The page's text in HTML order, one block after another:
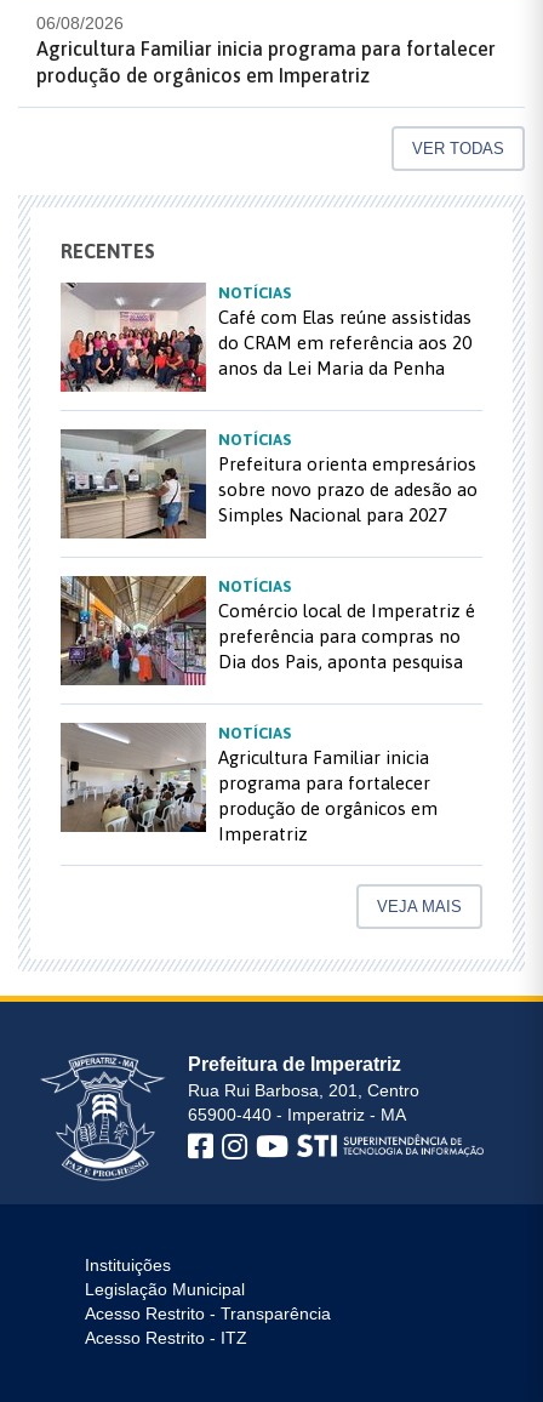
06/08/2026
Agricultura Familiar inicia programa para fortalecer
produção de orgânicos em Imperatriz
VER TODAS
RECENTES
NOTÍCIAS
Café com Elas reúne assistidas
do CRAM em referência aos 20
anos da Lei Maria da Penha
NOTÍCIAS
Prefeitura orienta empresários
sobre novo prazo de adesão ao
Simples Nacional para 2027
NOTÍCIAS
Comércio local de Imperatriz é
preferência para compras no
Dia dos Pais, aponta pesquisa
NOTÍCIAS
Agricultura Familiar inicia
programa para fortalecer
produção de orgânicos em
Imperatriz
VEJA MAIS
Prefeitura de Imperatriz
Rua Rui Barbosa, 201, Centro
65900-440 - Imperatriz - MA
Instituições
Legislação Municipal
Acesso Restrito - Transparência
Acesso Restrito - ITZ